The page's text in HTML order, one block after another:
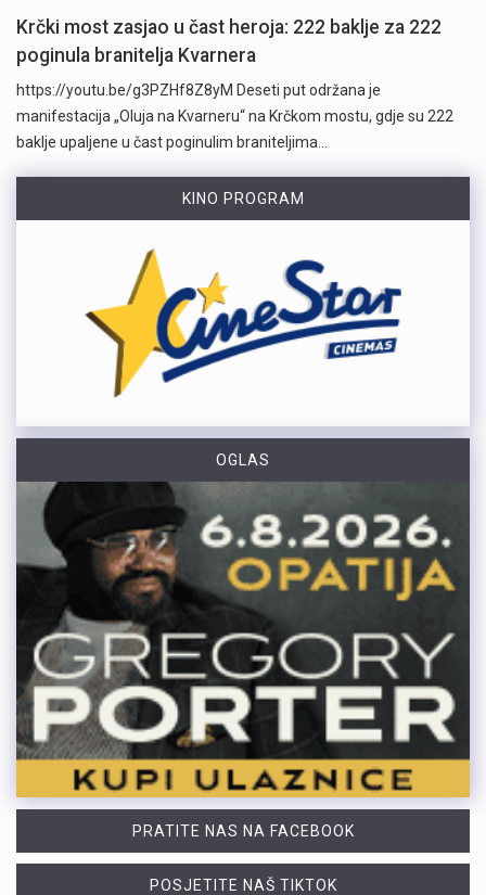
Krčki most zasjao u čast heroja: 222 baklje za 222
poginula branitelja Kvarnera
https://youtu.be/g3PZHf8Z8yM Deseti put održana je
manifestacija „Oluja na Kvarneru“ na Krčkom mostu, gdje su 222
baklje upaljene u čast poginulim braniteljima…
KINO PROGRAM
OGLAS
PRATITE NAS NA FACEBOOK
POSJETITE NAŠ TIKTOK